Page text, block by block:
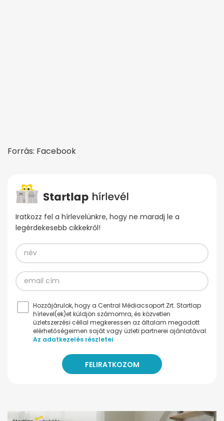
Forrás: Facebook
Iratkozz fel a hírlevelünkre, hogy ne maradj le a
legérdekesebb cikkekről!
Hozzájárulok, hogy a Central Médiacsoport Zrt. Startlap
hírlevel(ek)et küldjön számomra, és közvetlen
üzletszerzési céllal megkeressen az általam megadott
elérhetőségeimen saját vagy üzleti partnerei ajánlatával.
Az adatkezelés részletei